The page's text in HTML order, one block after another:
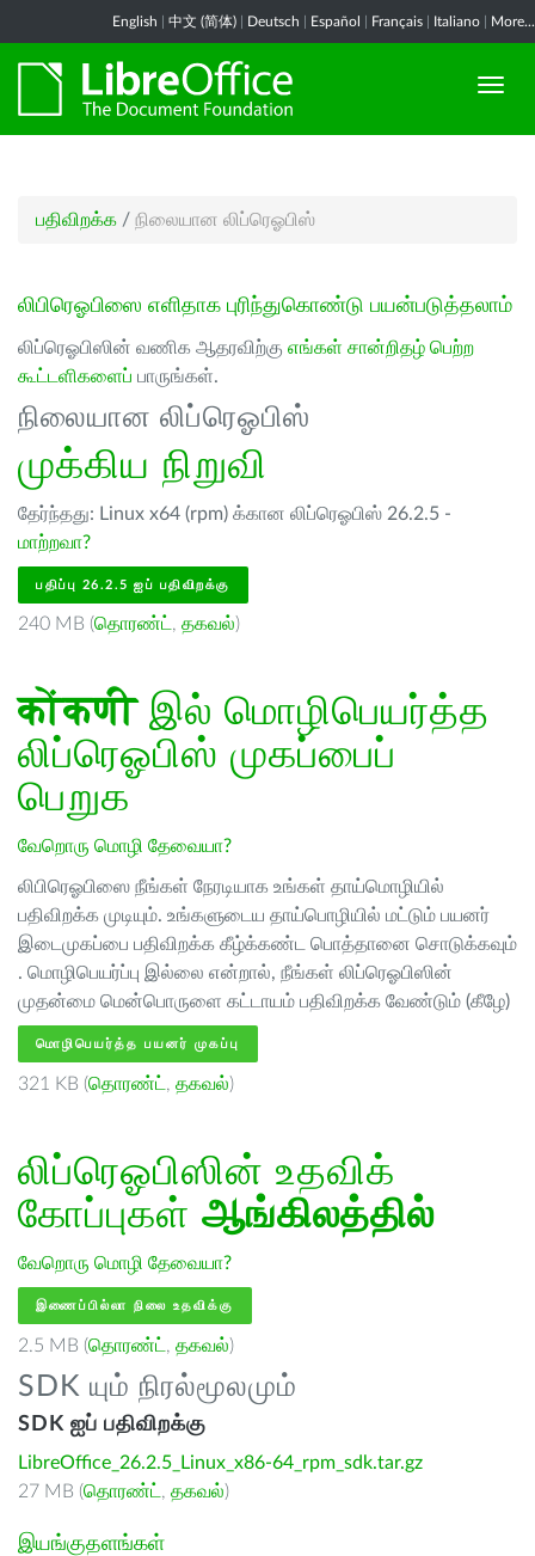
English 中文 (简体) Deutsch Español Français Italiano More...
பதிவிறக்க / நிலையான லிப்ரெஓபிஸ்
லிபிரெஓபிஸை எளிதாக புரிந்துகொண்டு பயன்படுத்தலாம்
லிப்ரெஓபிஸின் வணிக ஆதரவிற்கு எங்கள் சான்றிதழ் பெற்ற
கூட்டளிகளைப் பாருங்கள்.
நிலையான லிப்ரெஓபிஸ்
முக்கிய நிறுவி
தேர்ந்தது: Linux x64 (rpm) க்கான லிப்ரெஓபிஸ் 26.2.5 -
மாற்றவா?
பதிப்பு 26.2.5 ஐப் பதிவிறக்கு
240 MB (தொரண்ட் , தகவல்)
कोंकणीஇல் மொழிபெயர்த்த
லிப்ரெஓபிஸ் முகப்பைப்
பெறுக
வேறொரு மொழி தேவையா?
லிபிரெஓபிஸை நீங்கள் நேரடியாக உங்கள் தாய்மொழியில்
பதிவிறக்க முடியும். உங்களுடைய தாய்பொழியில் மட்டும் பயனர்
இடைமுகப்பை பதிவிறக்க கீழ்க்கண்ட பொத்தானை சொடுக்கவும்
. மொழிபெயர்ப்பு இல்லை என்றால், நீங்கள் லிப்ரெஓபிஸின்
முதன்மை மென்பொருளை கட்டாயம் பதிவிறக்க வேண்டும் (கீழே)
மொழிபெயர்த்த பயனர் முகப்பு
321 KB (தொரண்ட் , தகவல்)
லிப்ரெஓபிஸின் உதவிக்
கோப்புகள் ஆங்கிலத்தில்
வேறொரு மொழி தேவையா?
இணைப்பில்லா நிலை உதவிக்கு
2.5 MB (தொரண்ட் , தகவல்)
SDK யும் நிரல்மூலமும்
SDK ஐப் பதிவிறக்கு
LibreOffice_26.2.5_Linux_x86-64_rpm_sdk.tar.gz
27 MB (தொரண்ட் , தகவல்)
இயங்குதளங்கள்